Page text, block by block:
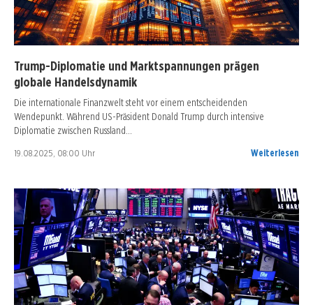
Trump-Diplomatie und Marktspannungen prägen
globale Handelsdynamik
Die internationale Finanzwelt steht vor einem entscheidenden
Wendepunkt. Während US-Präsident Donald Trump durch intensive
Diplomatie zwischen Russland…
19.08.2025, 08:00 Uhr Weiterlesen